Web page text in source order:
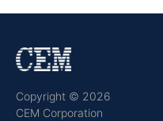
Copyright © 2026
CEM Corporation